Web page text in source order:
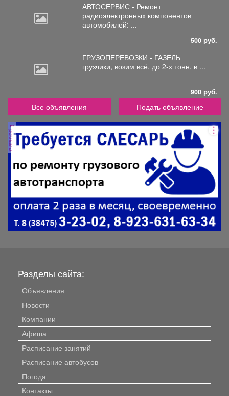
АВТОСЕРВИС - Ремонт
радиоэлектронных компонентов
автомобилей: ...
500 руб.
ГРУЗОПЕРЕВОЗКИ - ГАЗЕЛЬ
грузчики, возим всё, до 2-х тонн, в ...
900 руб.
Все объявления Подать объявление
реклама
Разделы сайта:
Объявления
Новости
Компании
Афиша
Расписание занятий
Расписание автобусов
Погода
Контакты